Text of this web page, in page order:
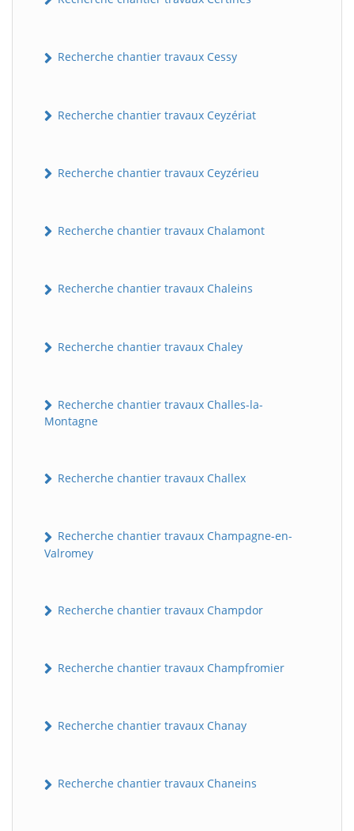
Recherche chantier travaux Cessy
Recherche chantier travaux Ceyzériat
Recherche chantier travaux Ceyzérieu
Recherche chantier travaux Chalamont
Recherche chantier travaux Chaleins
Recherche chantier travaux Chaley
Recherche chantier travaux Challes-la-
Montagne
Recherche chantier travaux Challex
Recherche chantier travaux Champagne-en-
Valromey
Recherche chantier travaux Champdor
Recherche chantier travaux Champfromier
Recherche chantier travaux Chanay
Recherche chantier travaux Chaneins